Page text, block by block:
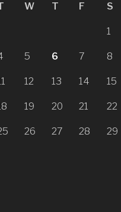
W T F S
1
5 6 7 8
12 13 14 15
19 20 21 22
26 27 28 29